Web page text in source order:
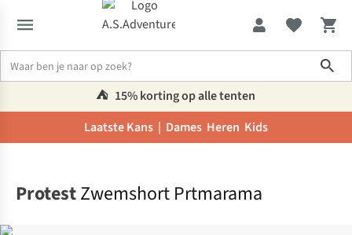
⛺️ 15% korting op alle tenten
Laatste Kans | Dames Heren Kids
ProtestZwemshort Prtmarama